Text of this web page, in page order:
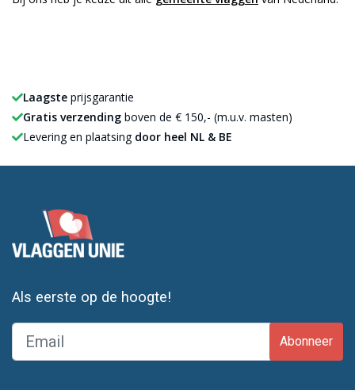
Laagste prijsgarantie
Gratis verzending boven de € 150,- (m.u.v. masten)
Levering en plaatsing door heel NL & BE
Als eerste op de hoogte!
Abonneer